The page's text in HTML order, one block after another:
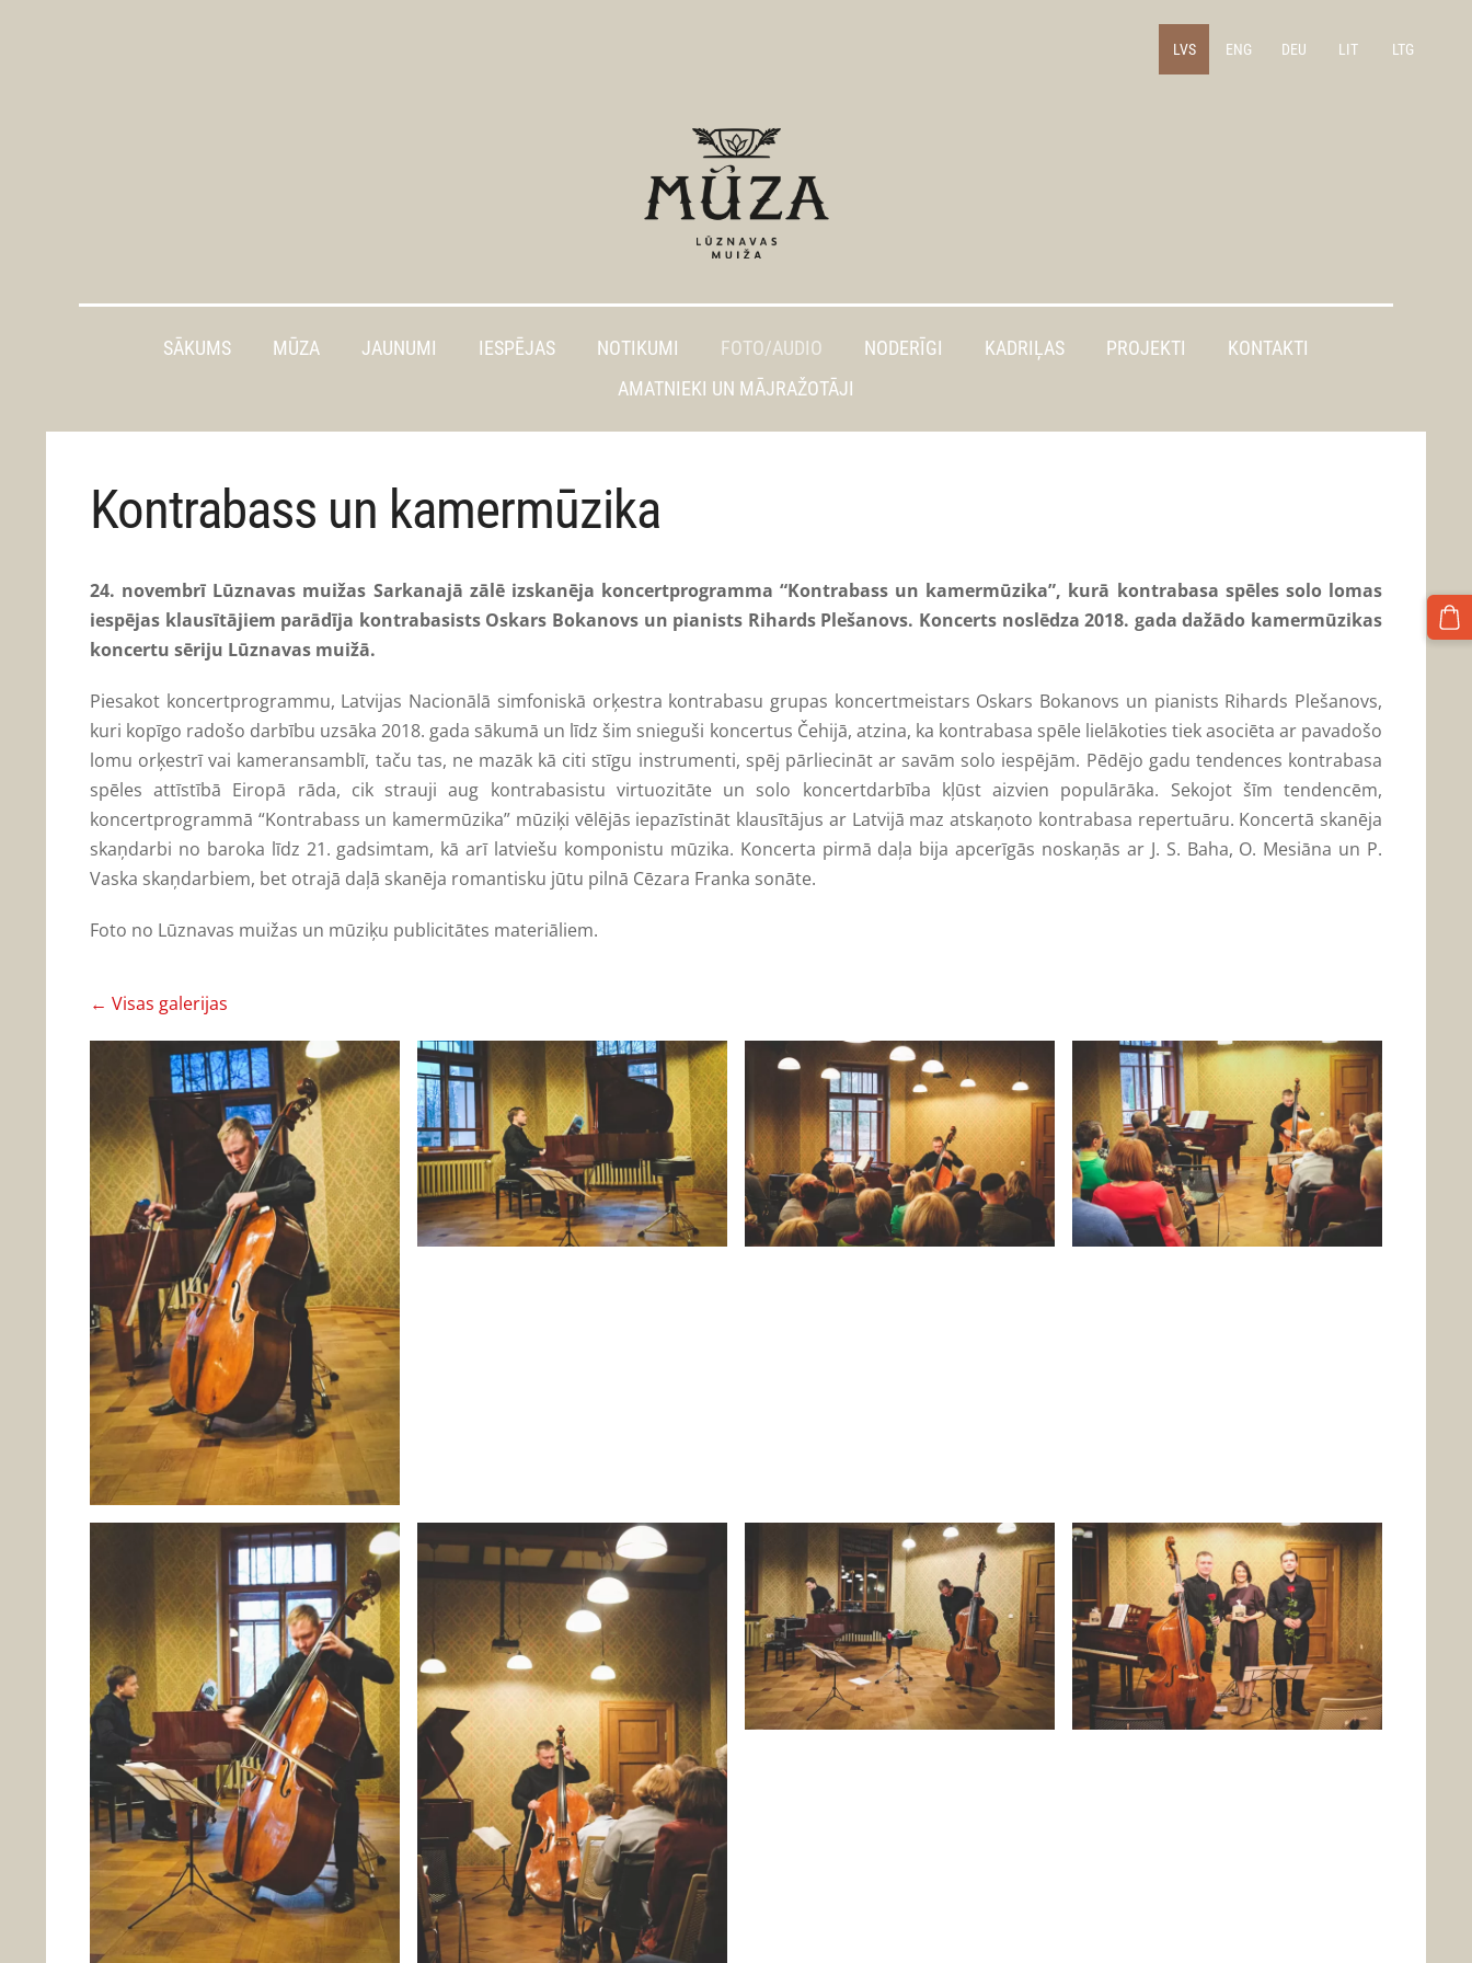
LVS ENG DEU LIT LTG
SĀKUMS MŪZA JAUNUMI IESPĒJAS NOTIKUMI FOTO/AUDIO NODERĪGI KADRIĻAS PROJEKTI
KONTAKTI
AMATNIEKI UN MĀJRAŽOTĀJI
Kontrabass un kamermūzika
24. novembrī Lūznavas muižas Sarkanajā zālē izskanēja koncertprogramma “Kontrabass un kamermūzika”, kurā kontrabasa spēles solo lomas
iespējas klausītājiem parādīja kontrabasists Oskars Bokanovs un pianists Rihards Plešanovs. Koncerts noslēdza 2018. gada dažādo kamermūzikas
koncertu sēriju Lūznavas muižā.
Piesakot koncertprogrammu, Latvijas Nacionālā simfoniskā orķestra kontrabasu grupas koncertmeistars Oskars Bokanovs un pianists Rihards Plešanovs,
kuri kopīgo radošo darbību uzsāka 2018. gada sākumā un līdz šim snieguši koncertus Čehijā, atzina, ka kontrabasa spēle lielākoties tiek asociēta ar pavadošo
lomu orķestrī vai kameransamblī, taču tas, ne mazāk kā citi stīgu instrumenti, spēj pārliecināt ar savām solo iespējām. Pēdējo gadu tendences kontrabasa
spēles attīstībā Eiropā rāda, cik strauji aug kontrabasistu virtuozitāte un solo koncertdarbība kļūst aizvien populārāka. Sekojot šīm tendencēm,
koncertprogrammā “Kontrabass un kamermūzika” mūziķi vēlējās iepazīstināt klausītājus ar Latvijā maz atskaņoto kontrabasa repertuāru. Koncertā skanēja
skaņdarbi no baroka līdz 21. gadsimtam, kā arī latviešu komponistu mūzika. Koncerta pirmā daļa bija apcerīgās noskaņās ar J. S. Baha, O. Mesiāna un P.
Vaska skaņdarbiem, bet otrajā daļā skanēja romantisku jūtu pilnā Cēzara Franka sonāte.
Foto no Lūznavas muižas un mūziķu publicitātes materiāliem.
Visas galerijas